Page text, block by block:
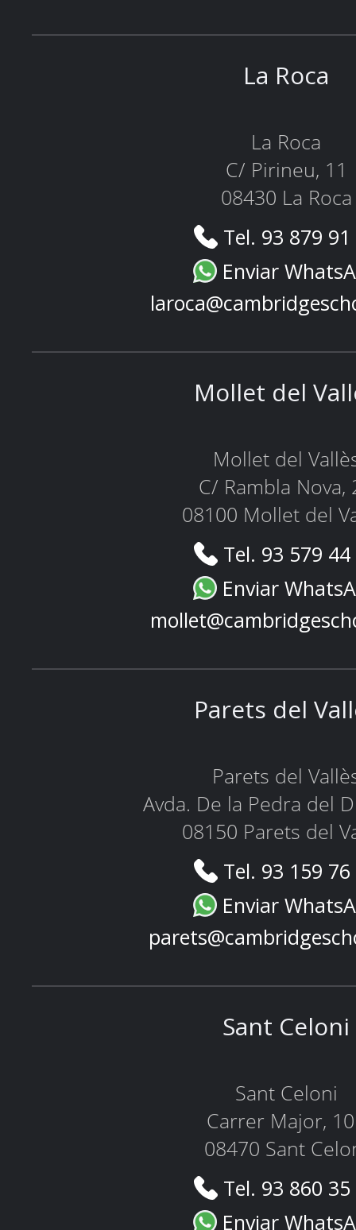
La Roca
La Roca
C/ Pirineu, 11
08430 La Roca
Tel. 93 879
Enviar
Mollet del
Mollet del
C/ Rambla Nova,
08100 Mollet del
Tel. 93 579
Enviar
Parets del
Parets del
Avda. De la Pedra del
08150 Parets del
Tel. 93 159
Enviar
Sant Celoni
Sant Celoni
Carrer Major,
08470 Sant
Tel. 93 860
Enviar